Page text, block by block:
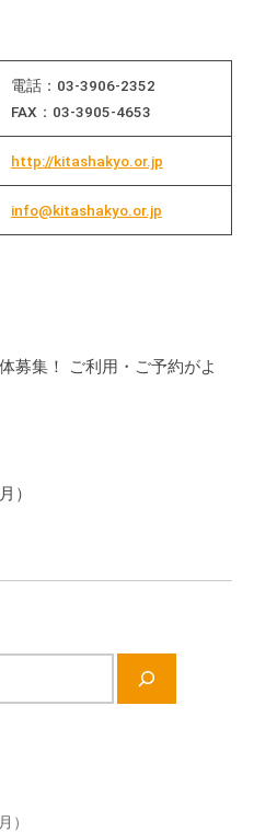
電話：03-3906-2352
FAX：03-3905-4653
http://kitashakyo.or.jp
info@kitashakyo.or.jp
募集！ ご利用・ご予約がよ
）
）